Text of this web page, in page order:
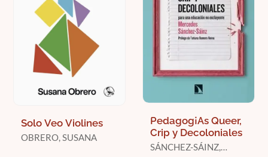
Solo Veo Violines
OBRERO, SUSANA
Pedagog¡As Queer,
Crip y Decoloniales
SÁNCHEZ-SÁINZ,